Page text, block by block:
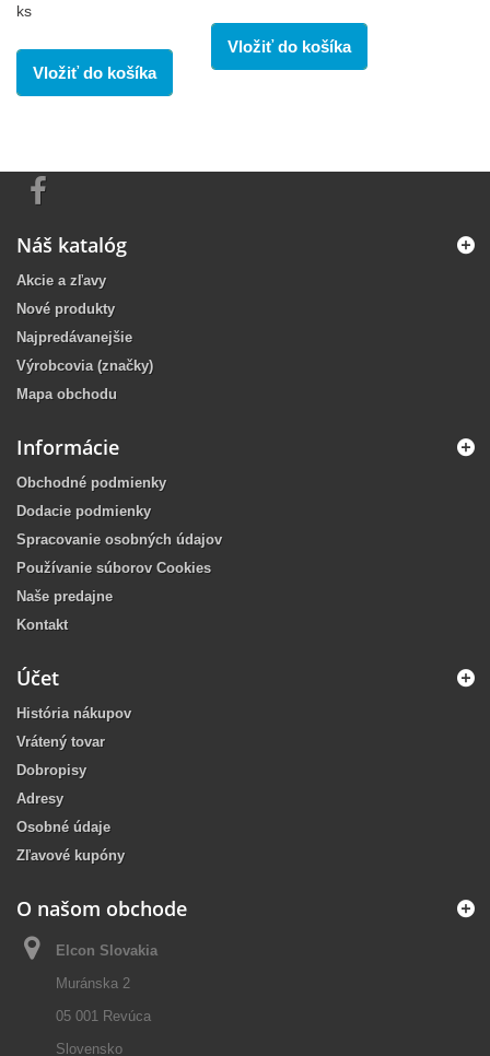
ks
Vložiť do košíka
Vložiť do košíka
Náš katalóg
Akcie a zľavy
Nové produkty
Najpredávanejšie
Výrobcovia (značky)
Mapa obchodu
Informácie
Obchodné podmienky
Dodacie podmienky
Spracovanie osobných údajov
Používanie súborov Cookies
Naše predajne
Kontakt
Účet
História nákupov
Vrátený tovar
Dobropisy
Adresy
Osobné údaje
Zľavové kupóny
O našom obchode
Elcon Slovakia
Muránska 2
05 001 Revúca
Slovensko